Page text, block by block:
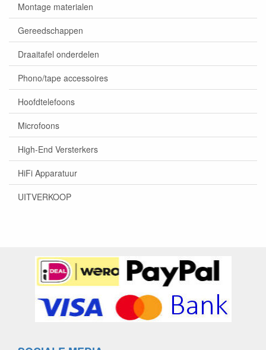
Montage materialen
Gereedschappen
Draaitafel onderdelen
Phono/tape accessoires
Hoofdtelefoons
Microfoons
High-End Versterkers
HiFi Apparatuur
UITVERKOOP